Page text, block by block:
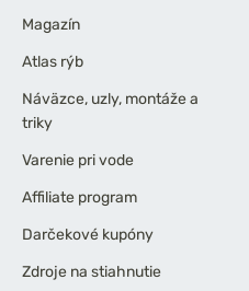
Magazín
Atlas rýb
Náväzce, uzly, montáže a
triky
Varenie pri vode
Affiliate program
Darčekové kupóny
Zdroje na stiahnutie